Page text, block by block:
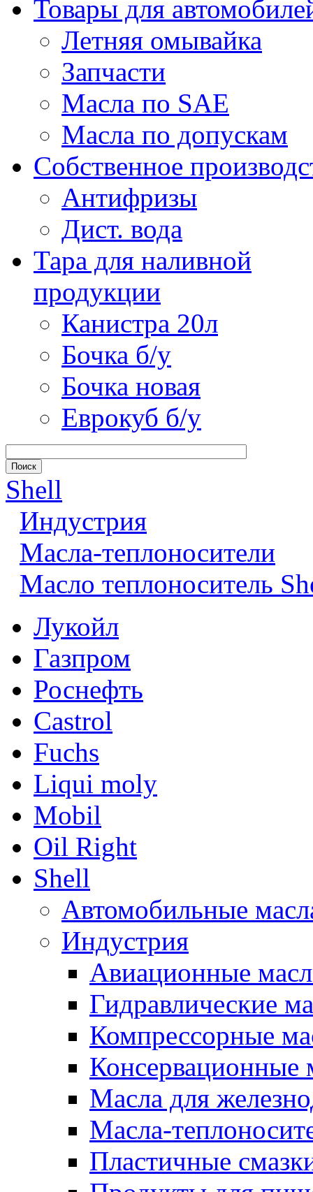
Товары для
Летняя омывайка
Запчасти
Масла по SAE
Масла по допускам
Собственное
Антифризы
Дист. вода
Тара для наливной
продукции
Канистра 20л
Бочка б/у
Бочка новая
Еврокуб б/у
Shell
Индустрия
Масла-теплоносители
Масло теплоноситель
Лукойл
Газпром
Роснефть
Castrol
Fuchs
Liqui moly
Mobil
Oil Right
Shell
Автомобильные
Индустрия
Авиационные
Гидравлические
Компрессорные
Консервационные
Масла для
Масла-
Пластичные